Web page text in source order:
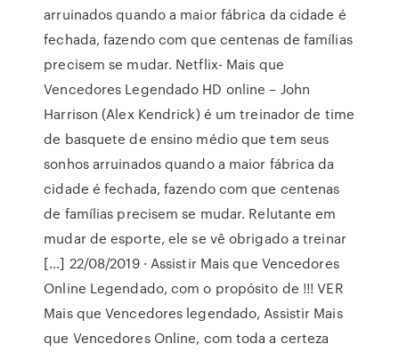
arruinados quando a maior fábrica da cidade é
fechada, fazendo com que centenas de famílias
precisem se mudar. Netflix- Mais que
Vencedores Legendado HD online – John
Harrison (Alex Kendrick) é um treinador de time
de basquete de ensino médio que tem seus
sonhos arruinados quando a maior fábrica da
cidade é fechada, fazendo com que centenas
de famílias precisem se mudar. Relutante em
mudar de esporte, ele se vê obrigado a treinar
[…] 22/08/2019 · Assistir Mais que Vencedores
Online Legendado, com o propósito de !!! VER
Mais que Vencedores legendado, Assistir Mais
que Vencedores Online, com toda a certeza